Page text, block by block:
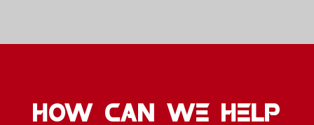
HOW CAN WE HELP